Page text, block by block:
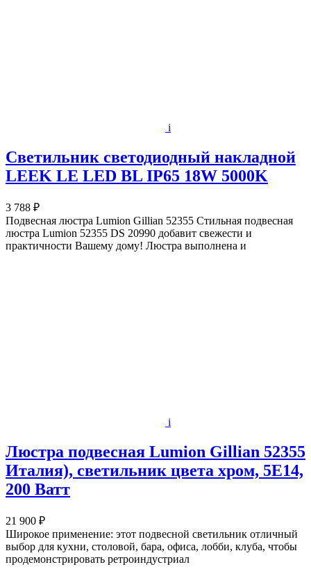
i
Светильник светодиодный накладной
LEEK LE LED BL IP65 18W 5000K
3 788 ₽
Подвесная люстра Lumion Gillian 52355 Стильная подвесная
люстра Lumion 52355 DS 20990 добавит свежести и
практичности Вашему дому! Люстра выполнена и
i
Люстра подвесная Lumion Gillian 52355
Италия), светильник цвета хром, 5E14,
200 Ватт
21 900 ₽
Широкое применение: этот подвесной светильник отличный
выбор для кухни, столовой, бара, офиса, лобби, клуба, чтобы
продемонстрировать ретроиндустриал